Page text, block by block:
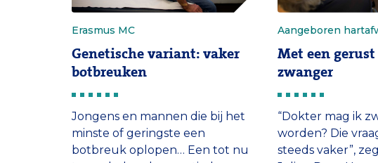
Erasmus MC
Genetische variant: vaker
botbreuken
Jongens en mannen die bij het
minste of geringste een
botbreuk oplopen… Een tot nu
Aangeboren
Met een
zwanger
“Dokter mag ik
worden? Die
steeds vaker”,